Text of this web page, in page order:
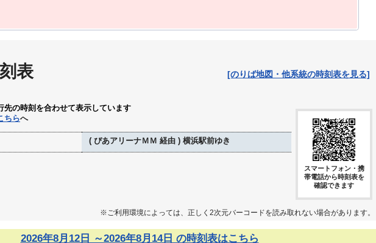
表 [のりば地図・他系統の時刻表を見る]
の時刻を合わせて表示しています
ちらへ
( ぴあアリーナＭＭ 経由 ) 横浜駅前ゆき
スマートフォン・携
帯電話から時刻表を
確認できます
※ご利用環境によっては、正しく2次元バーコードを読み取れない場合があります。
2026年8月12日 ～2026年8月14日 の時刻表はこちら